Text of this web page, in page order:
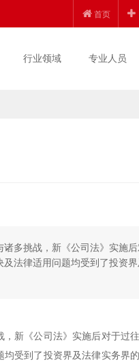
首页
行业领域 专业人员
诸多挑战，新《公司法》实施
法律适用问题均受到了投资界
新《公司法》实施后对于过
受到了投资界及法律实务界